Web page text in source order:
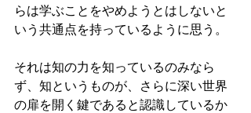
らは学ぶことをやめようとはしないと
いう共通点を持っているように思う。
それは知の力を知っているのみなら
ず、知というものが、さらに深い世界
の扉を開く鍵であると認識しているか